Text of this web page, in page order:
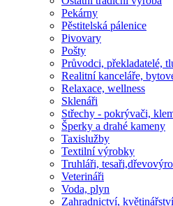
Pekárny
Pěstitelská pálenice
Pivovary
Pošty
Průvodci, překladatelé,
Realitní kanceláře,
Relaxace, wellness
Sklenáři
Střechy - pokrývači,
Šperky a drahé kameny
Taxislužby
Textilní výrobky
Truhláři,
Veterináři
Voda, plyn
Zahradnictví, květinářství